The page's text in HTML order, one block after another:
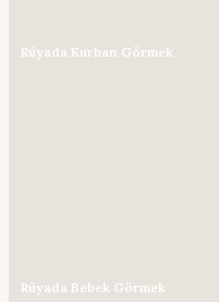
Rüyada Kurban Görmek
Rüyada Bebek Görmek